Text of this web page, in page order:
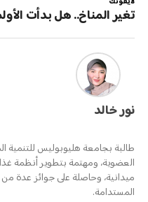
تغير المناخ.. هل بدأت
نور خالد
طالبة بجامعة هليوبوليس للتنمية
العضوية، ومهتمة بتطوير أنظمة
ميدانية، وحاصلة على جوائز عدة من
المستدامة.